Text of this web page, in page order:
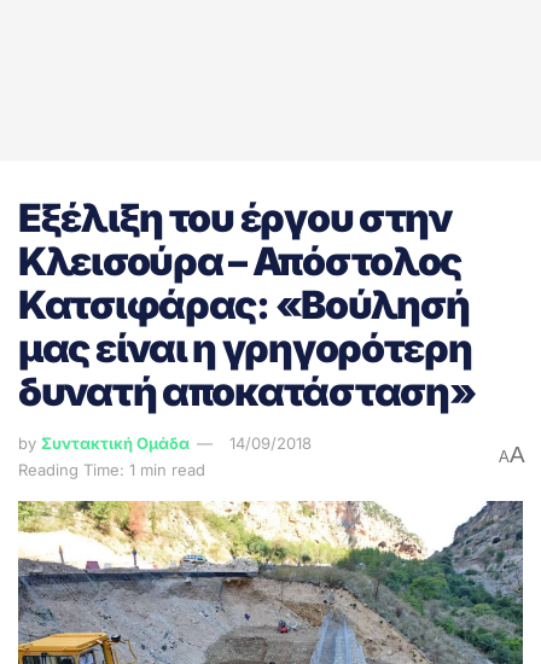
Εξέλιξη του έργου στην
Κλεισούρα – Απόστολος
Κατσιφάρας: «Βούλησή
μας είναι η γρηγορότερη
δυνατή αποκατάσταση»
by Συντακτική Ομάδα
14/09/2018
Reading Time: 1 min read
AA